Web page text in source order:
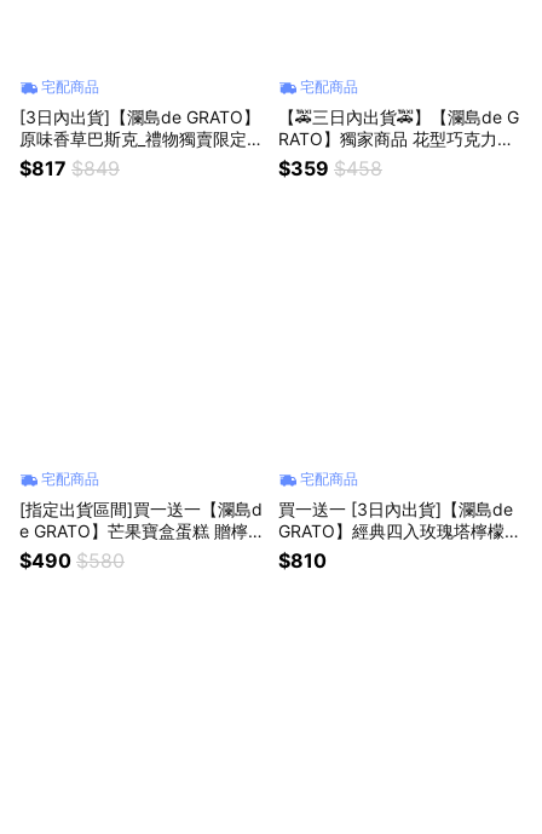
宅配商品
[3日內出貨]【瀾島de GRATO】
原味香草巴斯克_禮物獨賣限定 /
生日快樂/節日快樂
$817 $849
宅配商品
【🚕三日內出貨🚕】【瀾島de G
RATO】獨家商品 花型巧克力杜
拜麻糬塔/巧克力泡芙/花型布蕾
蛋塔_單入/四入禮盒│畢業甜點
$359 $458
宅配商品
[指定出貨區間]買一送一【瀾島d
e GRATO】芒果寶盒蛋糕 贈檸
檬馬德蓮或花型千層蛋塔 │生日
心禮話 [期間限定}
$490 $580
宅配商品
買一送一 [3日內出貨]【瀾島de
GRATO】經典四入玫瑰塔檸檬/
草莓/百香果/巧克力 送 香草泡芙
乙顆
$810